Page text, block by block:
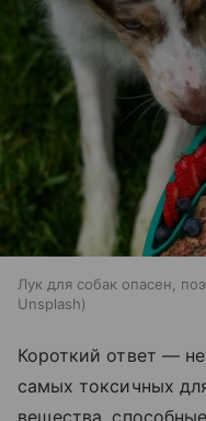
Лук для собак опасен,
Unsplash
Короткий ответ —
самых токсичных